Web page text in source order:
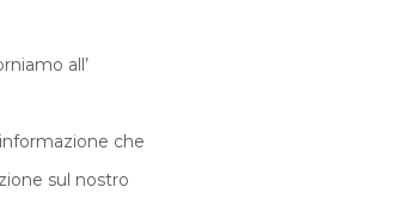
all’
che
sul nostro